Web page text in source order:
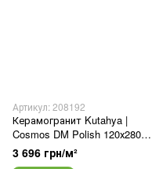
Артикул: 208192
Керамогранит Kutahya |
Cosmos DM Polish 120х280
6мм
3 696 грн/м²